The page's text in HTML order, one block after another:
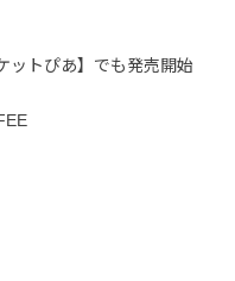
ットぴあ】でも発売開始